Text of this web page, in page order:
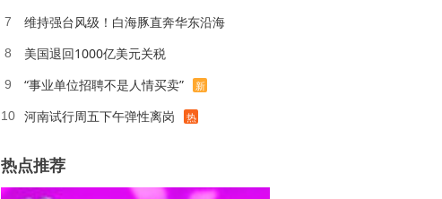
7 维持强台风级！白海豚直奔华东沿海
8 美国退回1000亿美元关税
9 “事业单位招聘不是人情买卖” 新
10 河南试行周五下午弹性离岗 热
热点推荐